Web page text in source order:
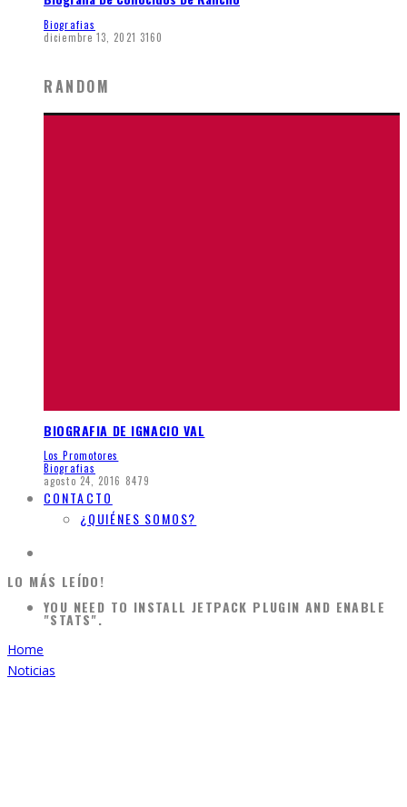
Biografias
diciembre 13, 2021 3160
RANDOM
BIOGRAFIA DE IGNACIO VAL
Los Promotores
Biografias
agosto 24, 2016 8479
CONTACTO
¿QUIÉNES SOMOS?
LO MÁS LEÍDO!
YOU NEED TO INSTALL JETPACK PLUGIN AND ENABLE
"STATS".
Home
Noticias